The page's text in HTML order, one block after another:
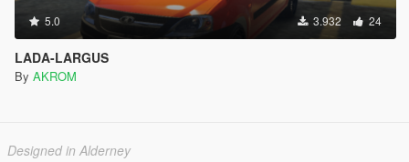
5.0 3.932 24
LADA-LARGUS
By AKROM
Designed in Alderney